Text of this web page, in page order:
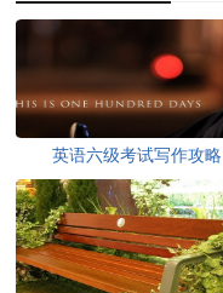
英语六级考试写作攻略